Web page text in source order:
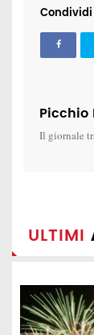
Picchio
Il giornale
ULTIMI